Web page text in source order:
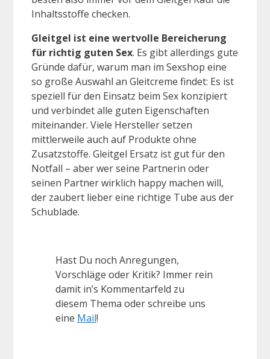
Inhaltsstoffe checken.
Gleitgel ist eine wertvolle Bereicherung
für richtig guten Sex. Es gibt allerdings gute
Gründe dafür, warum man im Sexshop eine
so große Auswahl an Gleitcreme findet: Es ist
speziell für den Einsatz beim Sex konzipiert
und verbindet alle guten Eigenschaften
miteinander. Viele Hersteller setzen
mittlerweile auch auf Produkte ohne
Zusatzstoffe. Gleitgel Ersatz ist gut für den
Notfall – aber wer seine Partnerin oder
seinen Partner wirklich happy machen will,
der zaubert lieber eine richtige Tube aus der
Schublade.
Hast Du noch Anregungen,
Vorschläge oder Kritik? Immer rein
damit in’s Kommentarfeld zu
diesem Thema oder schreibe uns
eine Mail!